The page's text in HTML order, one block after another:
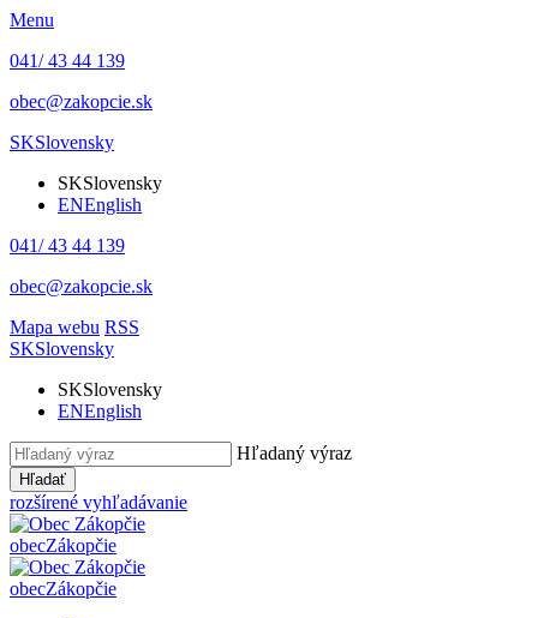
Menu
041/ 43 44 139
obec@zakopcie.sk
SKSlovensky
SKSlovensky
ENEnglish
041/ 43 44 139
obec@zakopcie.sk
Mapa webu RSS
SKSlovensky
SKSlovensky
ENEnglish
Hľadaný výraz
Hľadať
rozšírené vyhľadávanie
obecZákopčie
obecZákopčie